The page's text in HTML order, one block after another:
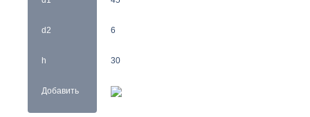
d2
h
Добавить
6
30